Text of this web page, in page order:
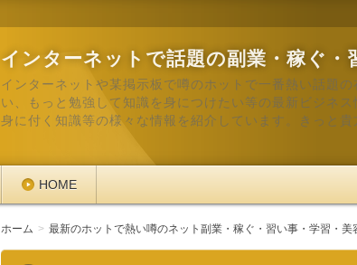
インターネットで話題の副業・稼ぐ・
インターネットや某掲示板で噂のホットで一番熱い話題
い、もっと勉強して知識を身につけたい等の最新ビジネ
身に付く知識等の様々な情報を紹介しています。きっと
HOME
ホーム 最新のホットで熱い噂のネット副業・稼ぐ・習い事・学習・美